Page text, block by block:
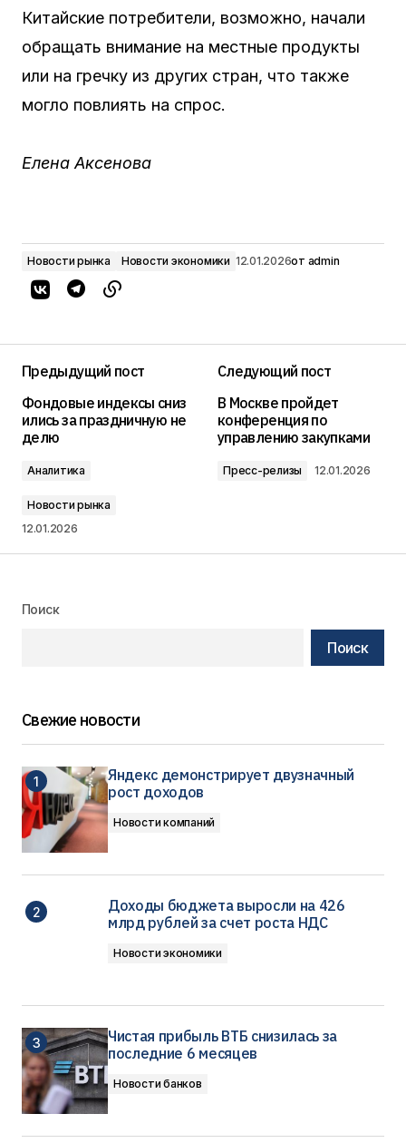
Китайские потребители, возможно, начали
обращать внимание на местные продукты
или на гречку из других стран, что также
могло повлиять на спрос.
Елена Аксенова
Новости рынка Новости экономики 12.01.2026от admin
Предыдущий пост
Фондовые индексы сниз
ились за праздничную не
делю
Аналитика
Новости рынка
12.01.2026
Следующий пост
В Москве пройдет
конференция по
управлению закупками
Пресс-релизы 12.01.2026
Поиск
Поиск
Свежие новости
Яндекс демонстрирует двузначный
рост доходов
Новости компаний
Доходы бюджета выросли на 426
млрд рублей за счет роста НДС
Новости экономики
Чистая прибыль ВТБ снизилась за
последние 6 месяцев
Новости банков